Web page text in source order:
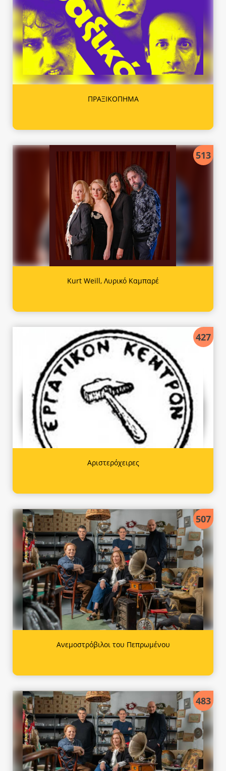
ΠΡΑΞΙΚΟΠΗΜΑ
513
Κurt Weill, Λυρικό Καμπαρέ
427
Αριστερόχειρες
507
Ανεμοστρόβιλοι του Πεπρωμένου
483